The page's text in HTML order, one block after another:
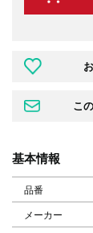
基本情報
品番
メーカー